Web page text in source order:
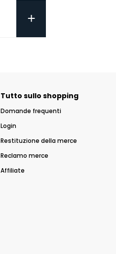
+
Tutto sullo shopping
Domande frequenti
Login
Restituzione della merce
Reclamo merce
Affiliate